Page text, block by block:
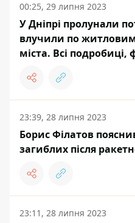
00:25, 29 липня 2023
У Дніпрі пролунали
влучили по
міста. Всі подробиці,
23:39, 28 липня 2023
Борис Філатов
загиблих після
23:11, 28 липня 2023